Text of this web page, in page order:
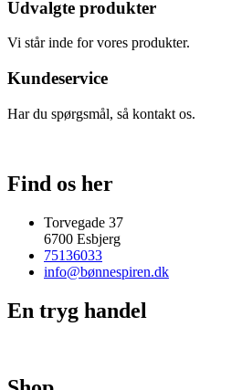
Udvalgte produkter
Vi står inde for vores produkter.
Kundeservice
Har du spørgsmål, så kontakt os.
Find os her
Torvegade 37
6700 Esbjerg
75136033
info@bønnespiren.dk
En tryg handel